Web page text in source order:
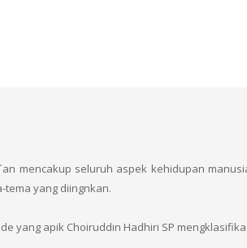
mencakup seluruh aspek kehidupan
tema yang diingnkan.
yang apik Choiruddin Hadhiri SP